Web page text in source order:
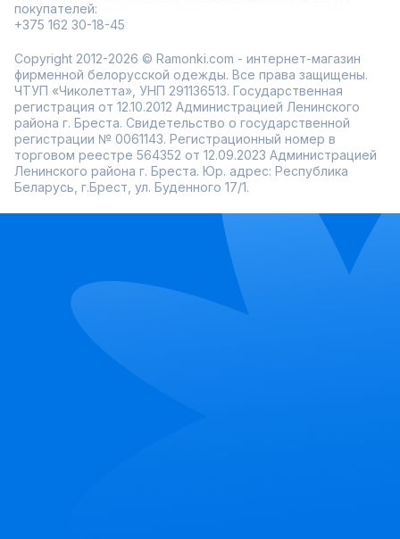
покупателей:
+375 162 30-18-45
Copyright 2012-2026 © Ramonki.com - интернет-магазин
фирменной белорусской одежды. Все права защищены.
ЧТУП «Чиколетта», УНП 291136513. Государственная
регистрация от 12.10.2012 Администрацией Ленинского
района г. Бреста. Свидетельство о государственной
регистрации № 0061143. Регистрационный номер в
торговом реестре 564352 от 12.09.2023 Администрацией
Ленинского района г. Бреста. Юр. адрес: Республика
Беларусь, г.Брест, ул. Буденного 17/1.